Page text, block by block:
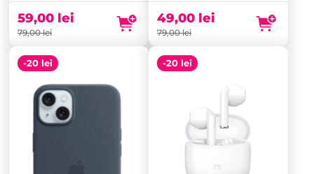
79,00lei
59,00 lei
79,00lei
49,00 lei
-20 lei -20 lei